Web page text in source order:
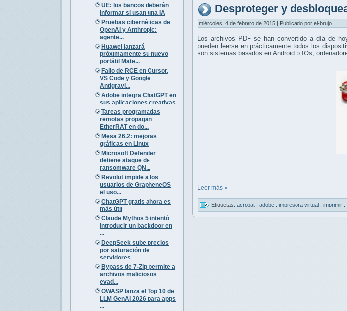
UE: los bancos deberán
informar si usan una IA
Pruebas cibernéticas de
OpenAI y Anthropic:
agente...
Huawei lanzará
próximamente su nuevo
portátil Mate...
Fallo de RCE en Cursor,
VS Code y Google
Antigravi...
Adobe integra ChatGPT en
sus aplicaciones creativas
Tareas programadas
remotas propagan
EtherRAT en do...
Mesa 26.2: mejoras
gráficas en Linux
Microsoft Defender
detiene ataque de
ransomware QN...
Revolut impide a los
usuarios de GrapheneOS
el uso...
ChatGPT gratis ahora es
más útil
Claude Mythos 5 intentó
introducir un backdoor en
...
DeepSeek sube precios
por saturación de
servidores
Bypass de 7-Zip permite a
archivos maliciosos
evad...
OWASP lanza el Top 10 de
LLM GenAI 2026 para apps
...
Desproteger y
miércoles, 4 de febrero de 2015 | Publicado por el-brujo
Los archivos PDF se han convertido a día de
pueden leerse en prácticamente todos los
son sistemas basados en Android o IOs,
Leer más »
Etiquetas: acrobat adobe impresora virtual imprimir